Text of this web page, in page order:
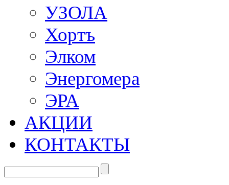
УЗОЛА
Хортъ
Элком
Энергомера
ЭРА
АКЦИИ
КОНТАКТЫ